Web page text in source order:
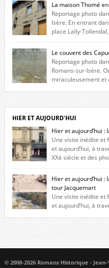
La maison Thomé
Reportage photo
Isère. En entrant
place Lally-
maison construite au XVIè siècle.
fenêtres jumelles à meneaux.
niche qui contient une statue de la
Le couvent des
Reportage photo
Romans-sur-Isère.
miraculeusement et
l’histoire de la redécouverte de
retour sur l’histoire […]
HIER ET AUJOURD'HUI
Hier et aujourd’hui :
Une visite inédite et
et aujourd’hui, à
XXè siècle et des
exactement dans le même cadre !
l’avenue Victor Hugo (à côté
Jules Pinet est inscrite dans le […]
Hier et aujourd’hui :
tour Jacquemart
Une visite inédite et
et aujourd’hui, à
© 2008-2026 Romans Historique -